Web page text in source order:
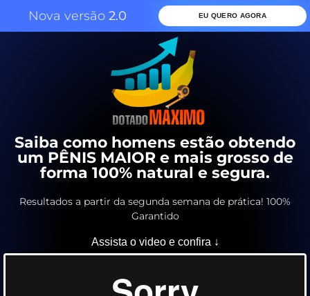
Nova versão 2.0 EU QUERO AGORA
Saiba como homens estão obtendo
um PÊNIS MAIOR e mais grosso de
forma 100% natural e segura.
Resultados a partir da segunda semana de prática! 100%
Garantido
Assista o video e confira ↓